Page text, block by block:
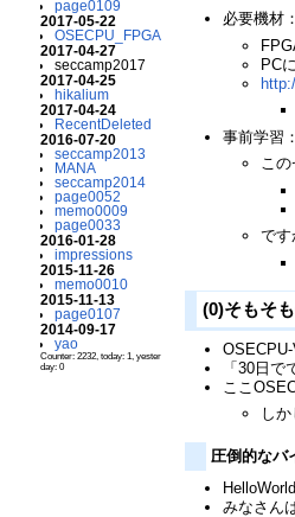
page0109
2017-05-22
OSECPU_FPGA
2017-04-27
seccamp2017
2017-04-25
hikalium
2017-04-24
RecentDeleted
2016-07-20
seccamp2013
MANA
seccamp2014
page0052
memo0009
page0033
2016-01-28
impressions
2015-11-26
memo0010
2015-11-13
page0107
2014-09-17
yao
Counter: 2232, today: 1, yester
day: 0
必要機材
PC
事前学習
この
です
(0)そもそ
OSECPU-
「30日
ここ
し
圧倒的なバ
みなさん